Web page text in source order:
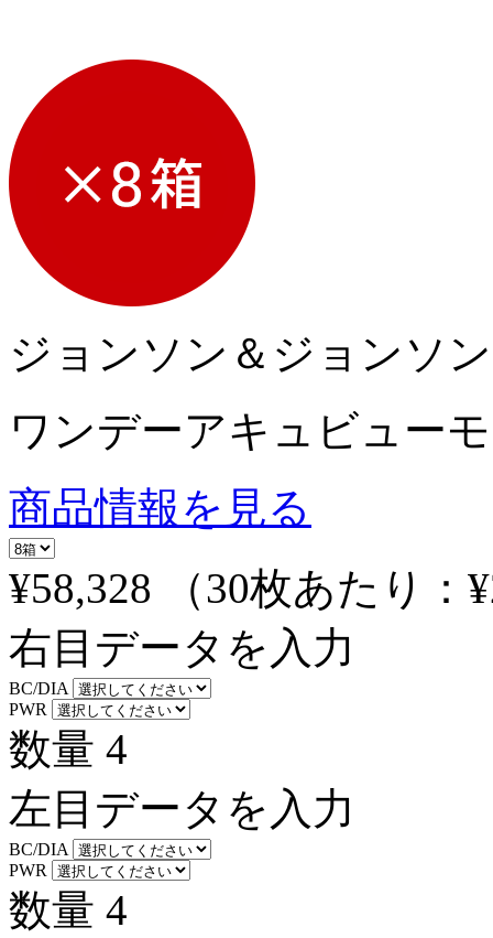
ジョンソン＆ジョンソン
ワンデーアキュビュー
商品情報を見る
¥58,328
（30枚あたり：
右目データを入力
BC/DIA
PWR
数量 4
左目データを入力
BC/DIA
PWR
数量 4